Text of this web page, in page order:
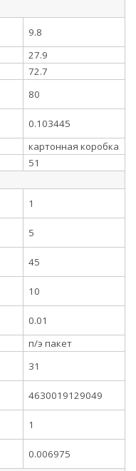
9.8
27.9
72.7
80
0.103445
картонная коробка
51
1
5
45
10
0.01
п/э пакет
31
4630019129049
1
0.006975